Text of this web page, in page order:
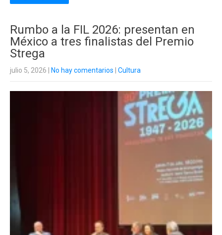
Rumbo a la FIL 2026: presentan en
México a tres finalistas del Premio
Strega
julio 5, 2026 No hay comentarios Cultura